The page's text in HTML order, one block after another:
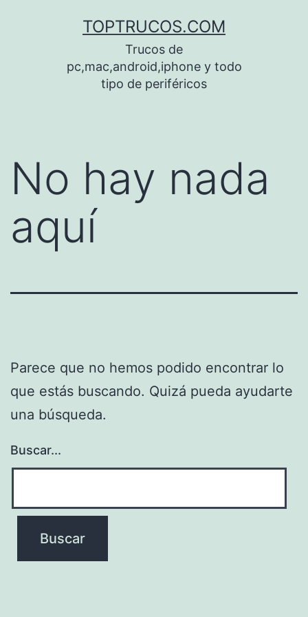
TOPTRUCOS.COM
Trucos de
pc,mac,android,iphone y todo
tipo de periféricos
No hay nada
aquí
Parece que no hemos podido encontrar lo
que estás buscando. Quizá pueda ayudarte
una búsqueda.
Buscar...